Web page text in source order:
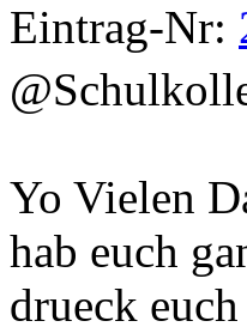
Eintrag-Nr:
Yo Vielen
hab euch
drueck